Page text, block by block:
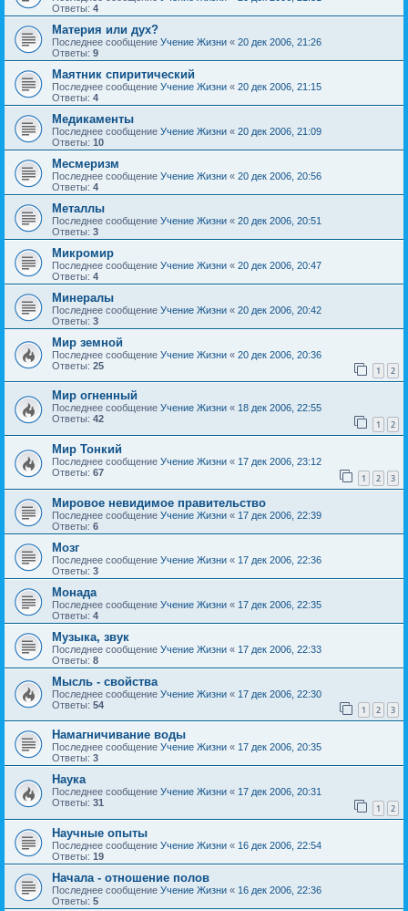
Ответы: 4
Материя или дух?
Последнее сообщение Учение Жизни « 20 дек 2006, 21:26
Ответы: 9
Маятник спиритический
Последнее сообщение Учение Жизни « 20 дек 2006, 21:15
Ответы: 4
Медикаменты
Последнее сообщение Учение Жизни « 20 дек 2006, 21:09
Ответы: 10
Месмеризм
Последнее сообщение Учение Жизни « 20 дек 2006, 20:56
Ответы: 4
Металлы
Последнее сообщение Учение Жизни « 20 дек 2006, 20:51
Ответы: 3
Микромир
Последнее сообщение Учение Жизни « 20 дек 2006, 20:47
Ответы: 4
Минералы
Последнее сообщение Учение Жизни « 20 дек 2006, 20:42
Ответы: 3
Мир земной
Последнее сообщение Учение Жизни « 20 дек 2006, 20:36
Ответы: 25 1 2
Мир огненный
Последнее сообщение Учение Жизни « 18 дек 2006, 22:55
Ответы: 42 1 2
Мир Тонкий
Последнее сообщение Учение Жизни « 17 дек 2006, 23:12
Ответы: 67 1 2 3
Мировое невидимое правительство
Последнее сообщение Учение Жизни « 17 дек 2006, 22:39
Ответы: 6
Мозг
Последнее сообщение Учение Жизни « 17 дек 2006, 22:36
Ответы: 3
Монада
Последнее сообщение Учение Жизни « 17 дек 2006, 22:35
Ответы: 4
Музыка, звук
Последнее сообщение Учение Жизни « 17 дек 2006, 22:33
Ответы: 8
Мысль - свойства
Последнее сообщение Учение Жизни « 17 дек 2006, 22:30
Ответы: 54 1 2 3
Намагничивание воды
Последнее сообщение Учение Жизни « 17 дек 2006, 20:35
Ответы: 3
Наука
Последнее сообщение Учение Жизни « 17 дек 2006, 20:31
Ответы: 31 1 2
Научные опыты
Последнее сообщение Учение Жизни « 16 дек 2006, 22:54
Ответы: 19
Начала - отношение полов
Последнее сообщение Учение Жизни « 16 дек 2006, 22:36
Ответы: 5